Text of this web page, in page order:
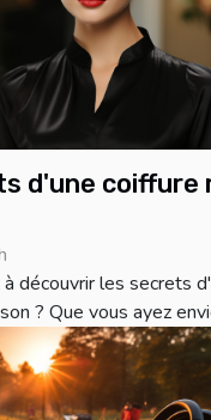
d'une coiffure
découvrir les secrets
? Que vous ayez